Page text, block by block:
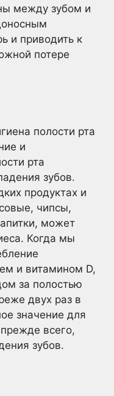
между зубом и
и приводить к
потере
полости рта
и
рта
зубов.
продуктах и
чипсы,
может
Когда мы
и витамином D,
за полостью
двух раз в
значение для
всего,
зубов.